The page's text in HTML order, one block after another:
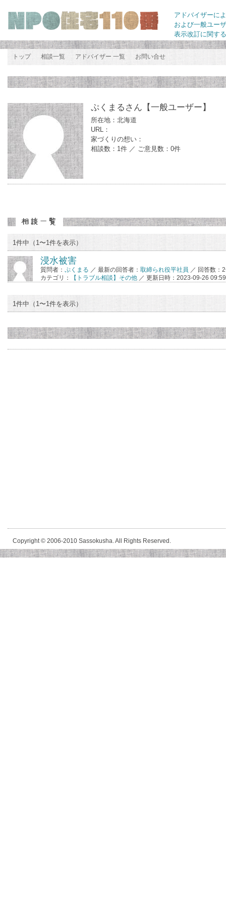
アドバイザーに
および一般ユー
表示改訂に関す
トップ 相談一覧 アドバイザー 一覧 お問い合せ
ぷくまるさん 【一般ユーザー】
所在地：北海道
URL：
家づくりの想い：
相談数：1件 ／ ご意見数：0件
1件中（1〜1件を表示）
浸水被害
質問者： ぷくまる ／ 最新の回答者： 取締られ役平社員 ／ 回答数：
カテゴリ：
【トラブル相談】その他 ／ 更新日時：2023-09-26
1件中（1〜1件を表示）
Copyright © 2006-2010 Sassokusha. All Rights Reserved.